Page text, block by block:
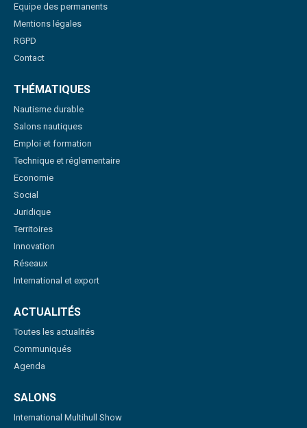
Equipe des permanents
Mentions légales
RGPD
Contact
THÉMATIQUES
Nautisme durable
Salons nautiques
Emploi et formation
Technique et réglementaire
Economie
Social
Juridique
Territoires
Innovation
Réseaux
International et export
ACTUALITÉS
Toutes les actualités
Communiqués
Agenda
SALONS
International Multihull Show